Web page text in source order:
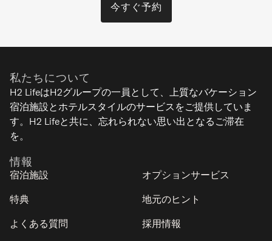
ヒラフ - ニセコ
4-12 2-5 5
ラグジュアリー
今すぐ予約
私たちについて
H2 LifeはH2グループの一員として、上質なバケーション
宿泊施設とホテルスタイルのサービスをご提供していま
す。H2 Lifeと共に、忘れられない思い出となるご滞在
を。
情報
宿泊施設
オプションサービス
特典
地元のヒント
よくある質問
採用情報